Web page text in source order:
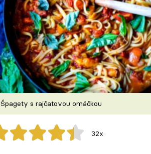
Špagety s rajčatovou omáčkou
32x